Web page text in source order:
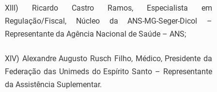
XIII) Ricardo Castro Ramos, Especialista em
Regulação/Fiscal, Núcleo da ANS-MG-Seger-Dicol –
Representante da Agência Nacional de Saúde – ANS;
XIV) Alexandre Augusto Rusch Filho, Médico, Presidente da
Federação das Unimeds do Espírito Santo – Representante
da Assistência Suplementar.